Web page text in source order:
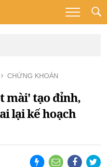
CHỨNG KHOÁN
mài' tạo đỉnh,
lại kế hoạch